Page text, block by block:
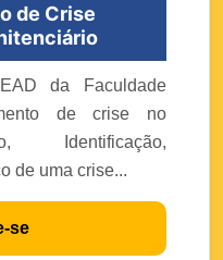
de Crise
da Faculdade
de crise no
Identificação,
de uma crise...
se